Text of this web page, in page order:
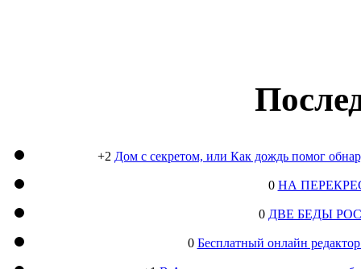
+2 Дом с секретом, или Как дождь помог
0 НА
0 ДВЕ БЕДЫ
0 Бесплатный онлайн